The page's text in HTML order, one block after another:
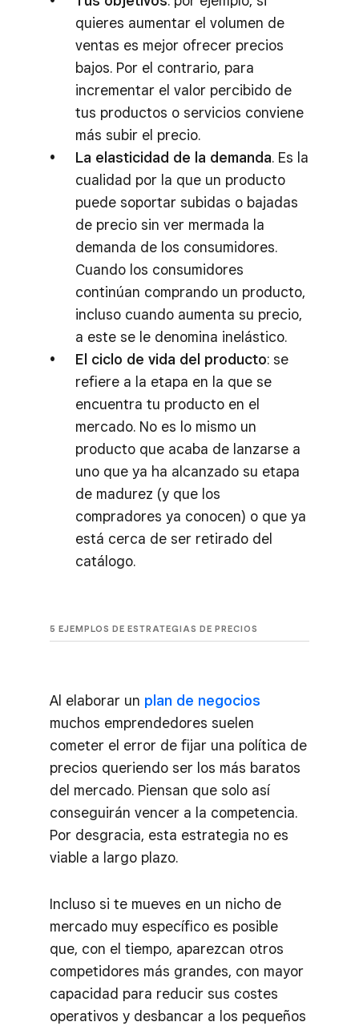
quieres aumentar el volumen de
ventas es mejor ofrecer precios
bajos. Por el contrario, para
incrementar el valor percibido de
tus productos o servicios conviene
más subir el precio.
La elasticidad de la demanda. Es la
cualidad por la que un producto
puede soportar subidas o bajadas
de precio sin ver mermada la
demanda de los consumidores.
Cuando los consumidores
continúan comprando un producto,
incluso cuando aumenta su precio,
a este se le denomina inelástico.
El ciclo de vida del producto: se
refiere a la etapa en la que se
encuentra tu producto en el
mercado. No es lo mismo un
producto que acaba de lanzarse a
uno que ya ha alcanzado su etapa
de madurez (y que los
compradores ya conocen) o que ya
está cerca de ser retirado del
catálogo.
5 EJEMPLOS DE ESTRATEGIAS DE PRECIOS
Al elaborar un plan de negocios
muchos emprendedores suelen
cometer el error de fijar una política de
precios queriendo ser los más baratos
del mercado. Piensan que solo así
conseguirán vencer a la competencia.
Por desgracia, esta estrategia no es
viable a largo plazo.
Incluso si te mueves en un nicho de
mercado muy específico es posible
que, con el tiempo, aparezcan otros
competidores más grandes, con mayor
capacidad para reducir sus costes
operativos y desbancar a los pequeños